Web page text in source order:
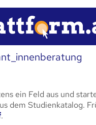
ein Feld aus und
dem Studienkatalog.
.